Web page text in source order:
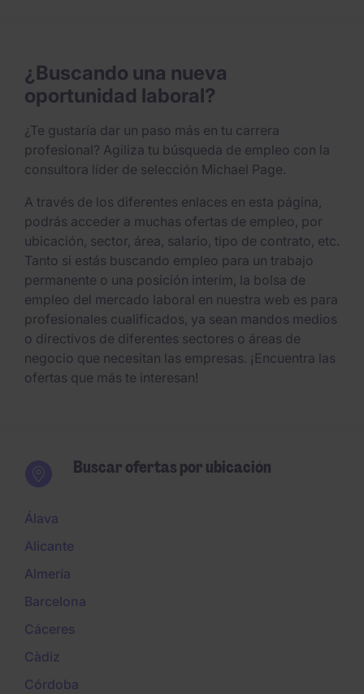
¿Buscando una nueva
oportunidad laboral?
¿Te gustaría dar un paso más en tu carrera
profesional? Agiliza tu búsqueda de empleo con la
consultora líder de selección Michael Page.
A través de los diferentes enlaces en esta página,
podrás acceder a muchas ofertas de empleo, por
ubicación, sector, área, salario, tipo de contrato, etc.
Tanto si estás buscando empleo para un trabajo
permanente o una posición interim, la bolsa de
empleo del mercado laboral en nuestra web es para
profesionales cualificados, ya sean mandos medios
o directivos de diferentes sectores o áreas de
negocio que necesitan las empresas. ¡Encuentra las
ofertas que más te interesan!
Buscar ofertas por ubicación
Álava
Alicante
Almería
Barcelona
Cáceres
Càdiz
Córdoba